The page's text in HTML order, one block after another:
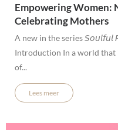
Empowering Women:
Celebrating Mothers
A new in the series
Introduction In a world that
of...
Lees meer